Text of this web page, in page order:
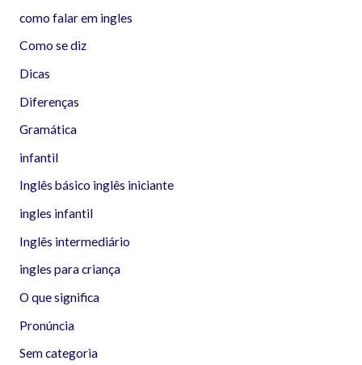
como falar em ingles
Como se diz
Dicas
Diferenças
Gramática
infantil
Inglês básico inglês iniciante
ingles infantil
Inglês intermediário
ingles para criança
O que significa
Pronúncia
Sem categoria